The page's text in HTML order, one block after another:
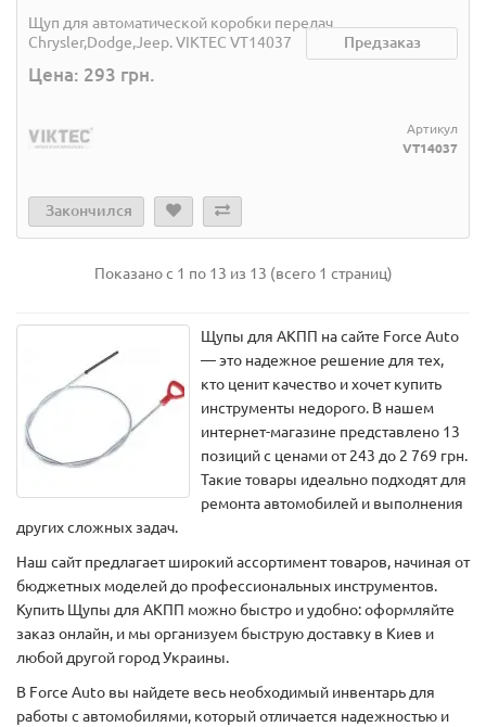
Щуп для автоматической коробки передач
Chrysler,Dodge,Jeep. VIKTEC VT14037
Предзаказ
Цена: 293 грн.
Артикул
VT14037
Закончился
Показано с 1 по 13 из 13 (всего 1 страниц)
Щупы для АКПП на сайте Force Auto
— это надежное решение для тех,
кто ценит качество и хочет купить
инструменты недорого. В нашем
интернет-магазине представлено 13
позиций с ценами от 243 до 2 769 грн.
Такие товары идеально подходят для
ремонта автомобилей и выполнения
других сложных задач.
Наш сайт предлагает широкий ассортимент товаров, начиная от
бюджетных моделей до профессиональных инструментов.
Купить Щупы для АКПП можно быстро и удобно: оформляйте
заказ онлайн, и мы организуем быструю доставку в Киев и
любой другой город Украины.
В Force Auto вы найдете весь необходимый инвентарь для
работы с автомобилями, который отличается надежностью и